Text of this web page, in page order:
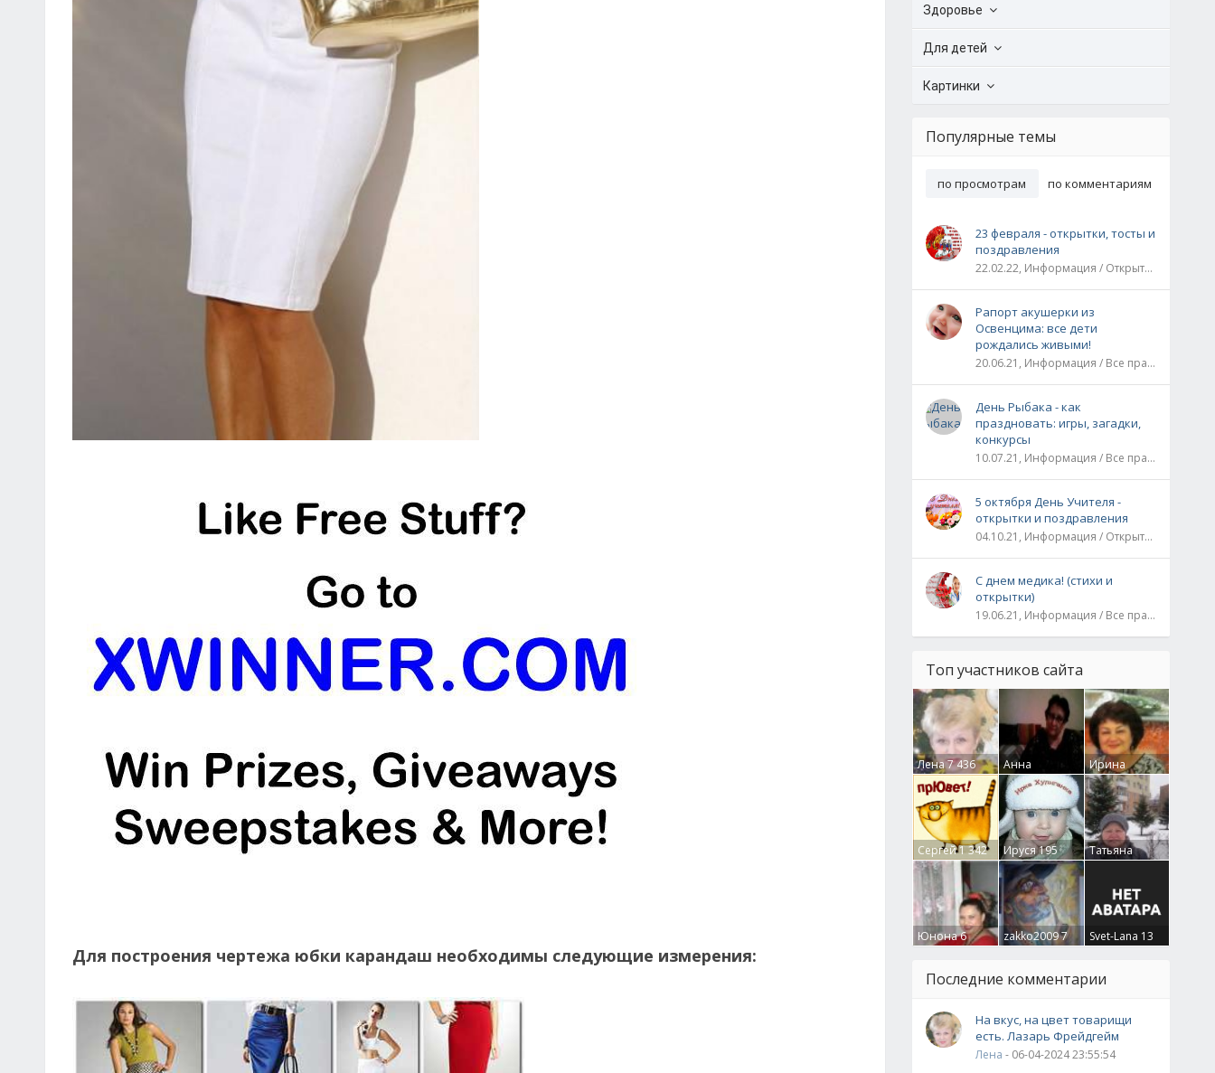
Для построения чертежа юбки карандаш необходимы следующие измерения:
Здоровье
Для детей
Картинки
Популярные темы
по просмотрам по комментариям
23 февраля - открытки, тосты и
поздравления
22.02.22, Информация / Открытки / Все праздники
Рапорт акушерки из
Освенцима: все дети
рождались живыми!
20.06.21, Информация / Все праздники / Рассказы и истории
День Рыбака - как
праздновать: игры, загадки,
конкурсы
10.07.21, Информация / Все праздники
5 октября День Учителя -
открытки и поздравления
04.10.21, Информация / Открытки / Все праздники
С днем медика! (стихи и
открытки)
19.06.21, Информация / Все праздники
Топ участников сайта
Лена7 436
Анна
Гумлевая0
Ирина
Бруцкая41
Сергей1 342 Ируся195
Татьяна
Крючкова0
Юнона6 zakko20097 Svet-Lana 13
Последние комментарии
На вкус, на цвет товарищи
есть. Лазарь Фрейдгейм
Лена - 06-04-2024 23:55:54